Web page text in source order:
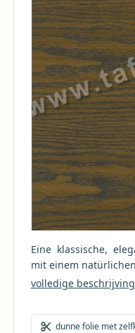
Eine klassische,
mit einem
volledige beschrijving
dunne folie met